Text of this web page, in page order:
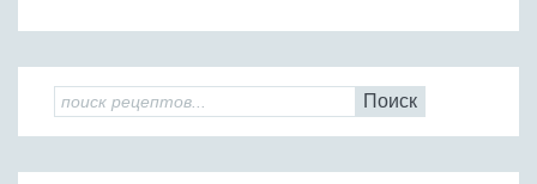
Поиск